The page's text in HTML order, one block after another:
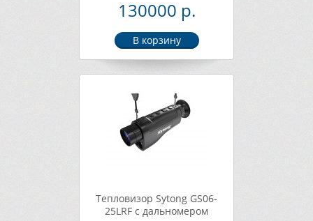
130000 р.
Тепловизор Sytong GS06-
25LRF с дальномером